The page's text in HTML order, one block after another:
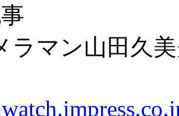
ラマン山田久